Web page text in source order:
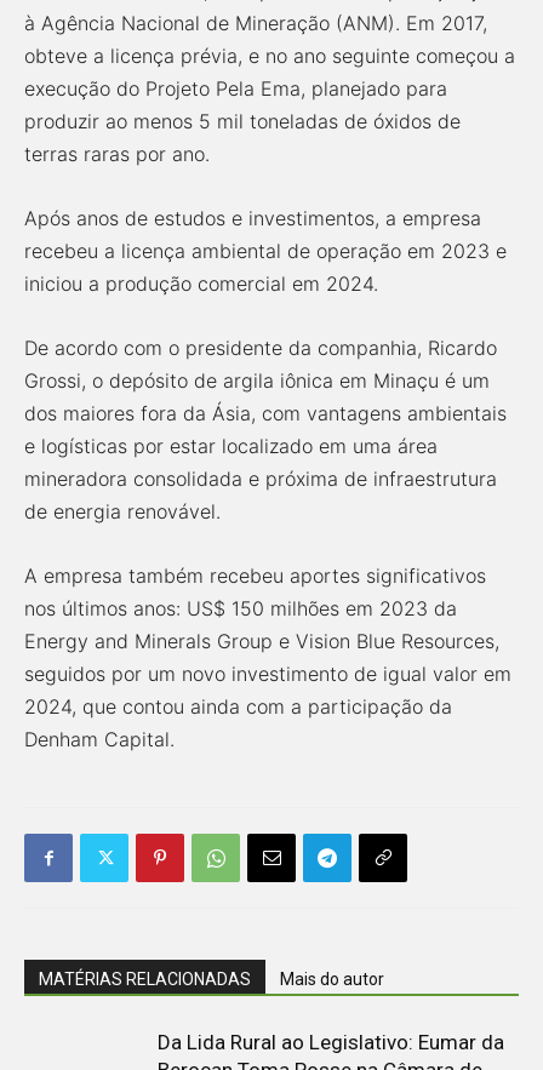
à Agência Nacional de Mineração (ANM). Em 2017,
obteve a licença prévia, e no ano seguinte começou a
execução do Projeto Pela Ema, planejado para
produzir ao menos 5 mil toneladas de óxidos de
terras raras por ano.
Após anos de estudos e investimentos, a empresa
recebeu a licença ambiental de operação em 2023 e
iniciou a produção comercial em 2024.
De acordo com o presidente da companhia, Ricardo
Grossi, o depósito de argila iônica em Minaçu é um
dos maiores fora da Ásia, com vantagens ambientais
e logísticas por estar localizado em uma área
mineradora consolidada e próxima de infraestrutura
de energia renovável.
A empresa também recebeu aportes significativos
nos últimos anos: US$ 150 milhões em 2023 da
Energy and Minerals Group e Vision Blue Resources,
seguidos por um novo investimento de igual valor em
2024, que contou ainda com a participação da
Denham Capital.
MATÉRIAS RELACIONADAS Mais do autor
Da Lida Rural ao Legislativo: Eumar da